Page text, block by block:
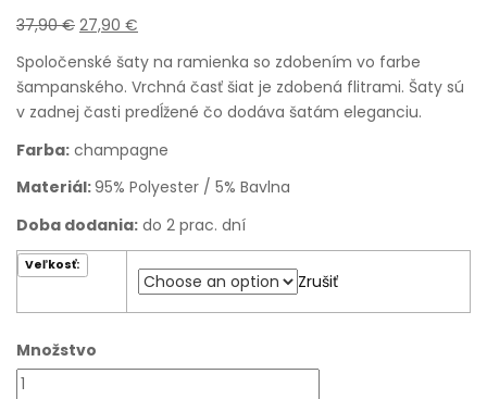
37,90€ 27,90 €
Spoločenské šaty na ramienka so zdobením vo farbe
šampanského. Vrchná časť šiat je zdobená flitrami. Šaty sú
v zadnej časti predĺžené čo dodáva šatám eleganciu.
Farba: champagne
Materiál:95% Polyester / 5% Bavlna
Doba dodania: do 2 prac. dní
Veľkosť:
Zrušiť
Množstvo